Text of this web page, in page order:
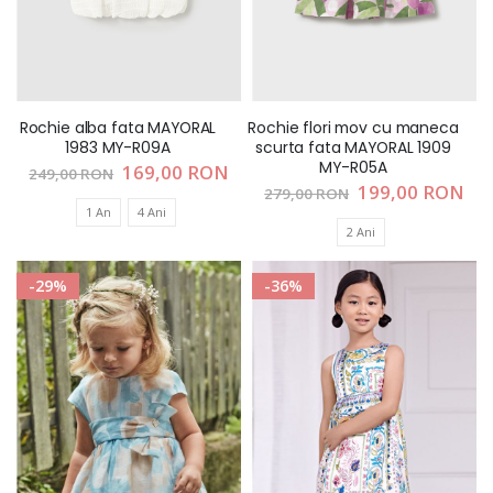
Rochie alba fata MAYORAL
1983 MY-R09A
249,00 RON Pret
special
169,00 RON
1 An 4 Ani
Rochie flori mov cu maneca
scurta fata MAYORAL 1909
MY-R05A
279,00 RON Pret
special
199,00 RON
2 Ani
-29% -36%